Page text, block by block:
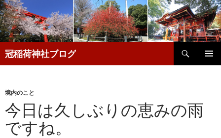
冠稲荷神社ブログ
索
ン
へ
移
境内のこと
今日は久しぶりの恵みの雨
ですね。